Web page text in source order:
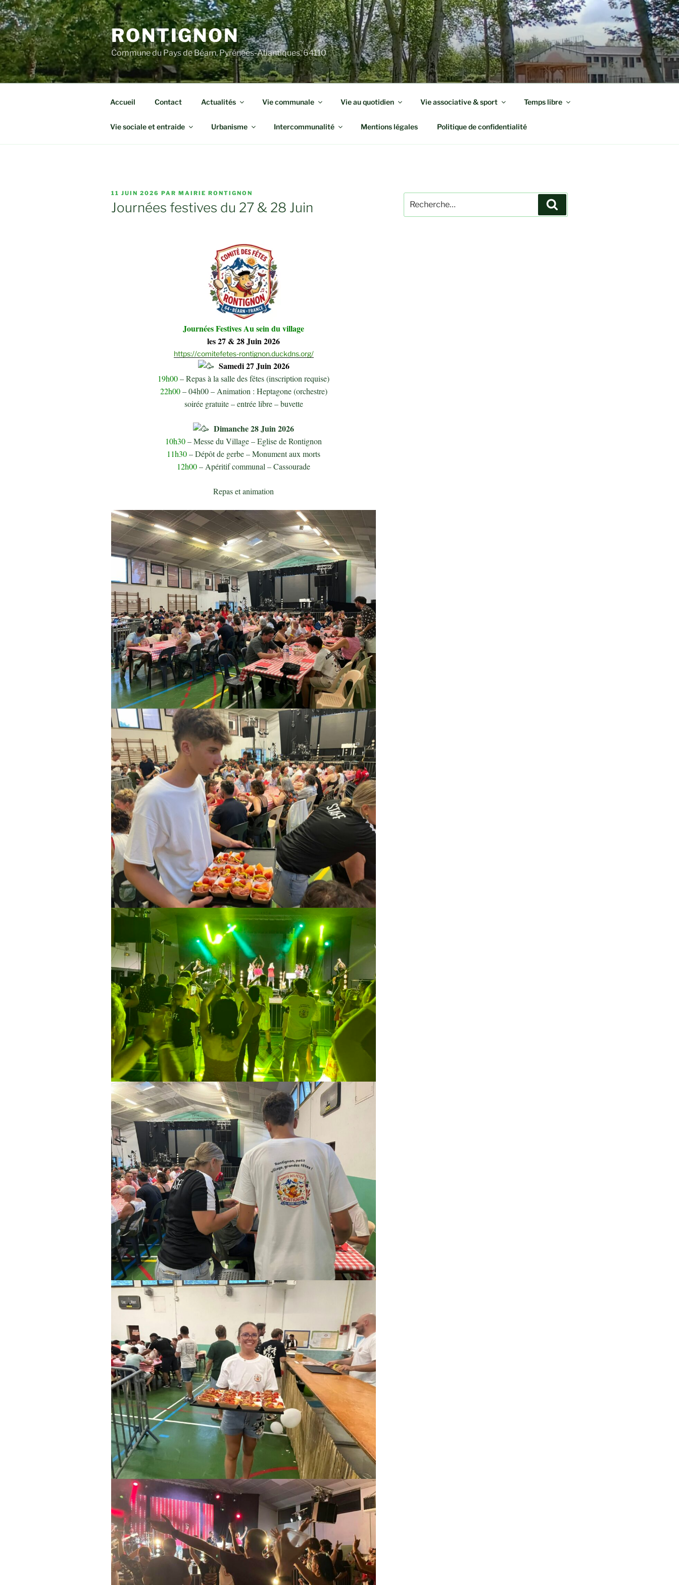
Aller
au
contenu
principal
RONTIGNON
Commune du Pays de Béarn, Pyrénées-Atlantiques, 64110
Accueil Contact Actualités Vie communale Vie au quotidien Vie associative & sport Temps libre
Vie sociale et entraide Urbanisme Intercommunalité Mentions légales Politique de confidentialité
PUBLIÉ
LE
11 JUIN 2026 PAR MAIRIE RONTIGNON
Journées festives du 27 & 28 Juin
Journées Festives Au sein du village
les 27 & 28 Juin 2026
https://comitefetes-rontignon.duckdns.org/
Samedi 27 Juin 2026
19h00– Repas à la salle des fêtes (inscription requise)
22h00– 04h00 – Animation : Heptagone (orchestre)
soirée gratuite – entrée libre – buvette
Dimanche 28 Juin 2026
10h30– Messe du Village – Eglise de Rontignon
11h30– Dépôt de gerbe – Monument aux morts
12h00– Apéritif communal – Cassourade
Repas et animation
pour
: